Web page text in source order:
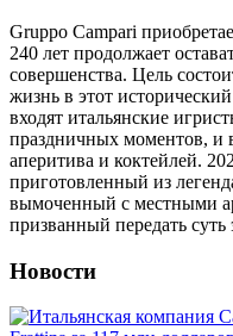
Gruppo Campari
240 лет продолжает
совершенства. Цель
жизнь в этот
входят итальянские
праздничных моментов, и
аперитива и коктейлей.
приготовленный из
вымоченный с местными
призванный передать суть
Новости